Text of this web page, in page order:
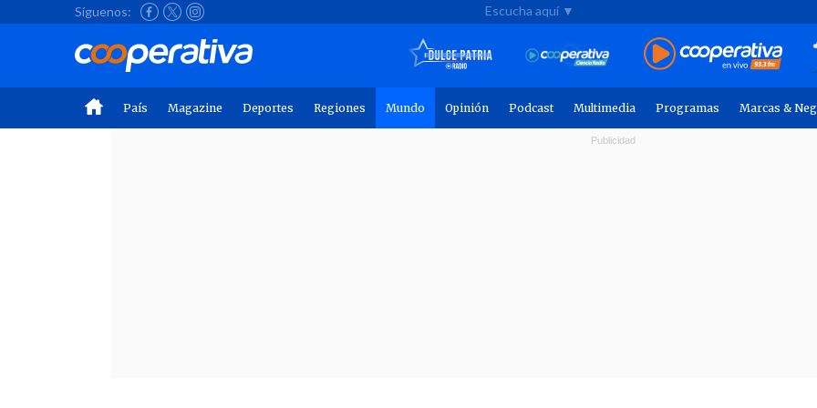
Síguenos: Escucha aquí ▼
País Magazine Deportes Regiones Mundo Opinión Podcast Multimedia Programas Marcas &